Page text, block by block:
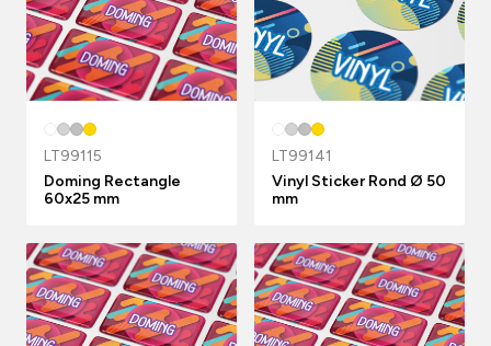
LT99115
Doming Rectangle
60x25 mm
LT99141
Vinyl Sticker Rond Ø 50
mm